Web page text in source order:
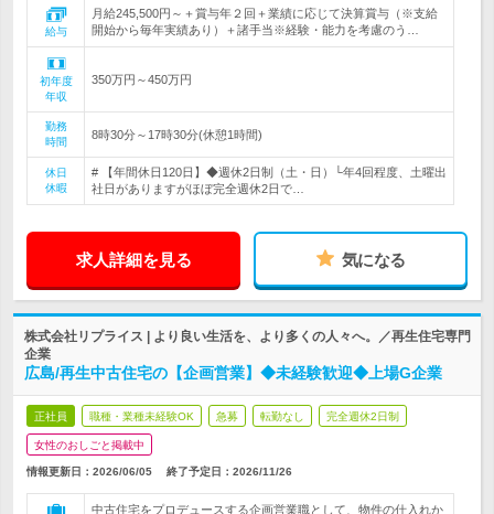
給与
月給245,500円～＋賞与年２回＋業績に応じて決算賞与（※支給
開始から毎年実績あり）＋諸手当※経験・能力を考慮のう…
初年度
年収
350万円～450万円
勤務
時間
8時30分～17時30分(休憩1時間)
休日
休暇
# 【年間休日120日】◆週休2日制（土・日）└年4回程度、土曜出
社日がありますがほぼ完全週休2日で…
求人詳細を見る 気になる
株式会社リプライス | より良い生活を、より多くの人々へ。／再生住宅専門
企業
広島/再生中古住宅の【企画営業】◆未経験歓迎◆上場G企業
正社員 職種・業種未経験OK 急募 転勤なし 完全週休2日制
女性のおしごと掲載中
情報更新日：2026/06/05 終了予定日： 2026/11/26
中古住宅をプロデュースする企画営業職として、物件の仕入れか